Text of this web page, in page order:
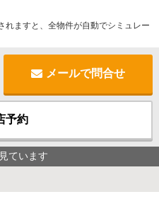
れますと、全物件が自動でシミュレー
メールで問合せ
予約
ています